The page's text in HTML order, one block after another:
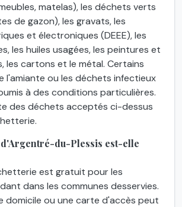
matelas), les déchets verts
de gazon), les gravats, les
et électroniques (DEEE), les
les huiles usagées, les peintures et
les cartons et le métal. Certains
l'amiante ou les déchets infectieux
à des conditions particulières.
des déchets acceptés ci-dessus
du-Plessis est-elle
est gratuit pour les
dans les communes desservies.
domicile ou une carte d'accès peut